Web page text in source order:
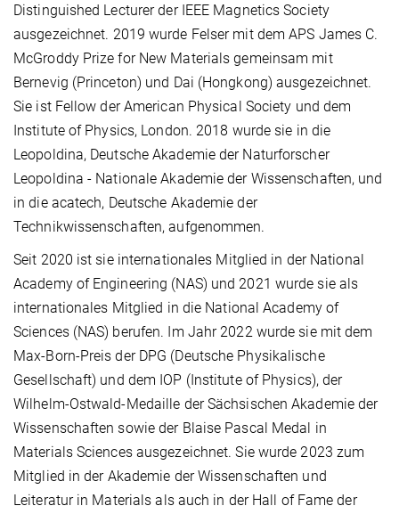
Distinguished Lecturer der IEEE Magnetics Society
ausgezeichnet. 2019 wurde Felser mit dem APS James C.
McGroddy Prize for New Materials gemeinsam mit
Bernevig (Princeton) und Dai (Hongkong) ausgezeichnet.
Sie ist Fellow der American Physical Society und dem
Institute of Physics, London. 2018 wurde sie in die
Leopoldina, Deutsche Akademie der Naturforscher
Leopoldina - Nationale Akademie der Wissenschaften, und
in die acatech, Deutsche Akademie der
Technikwissenschaften, aufgenommen.
Seit 2020 ist sie internationales Mitglied in der National
Academy of Engineering (NAS) und 2021 wurde sie als
internationales Mitglied in die National Academy of
Sciences (NAS) berufen. Im Jahr 2022 wurde sie mit dem
Max-Born-Preis der DPG (Deutsche Physikalische
Gesellschaft) und dem IOP (Institute of Physics), der
Wilhelm-Ostwald-Medaille der Sächsischen Akademie der
Wissenschaften sowie der Blaise Pascal Medal in
Materials Sciences ausgezeichnet. Sie wurde 2023 zum
Mitglied in der Akademie der Wissenschaften und
Leiteratur in Materials als auch in der Hall of Fame der